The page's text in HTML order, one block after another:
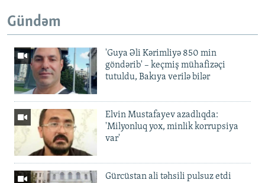
Gündəm
'Guya Əli Kərimliyə 850 min
göndərib' – keçmiş mühafizəçi
tutuldu, Bakıya verilə bilər
Elvin Mustafayev azadlıqda:
'Milyonluq yox, minlik korrupsiya
var'
Gürcüstan ali təhsili pulsuz etdi